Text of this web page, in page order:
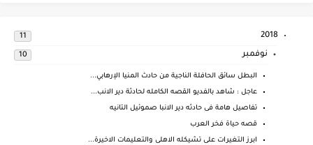
2018
11
نوفمبر 10
البطل سائق الحافلة الناجية من حادث المنيا الإرهابي...
عاجل : شاهد بالفديو القصه الكامله لحادثة دير الانب...
تفاصيل هامة فى حادثه دير الانبا صموئيل التانيه
قصه حياة فخر العرب
ابرز التغيرات على تشيكله الاهلى والتعليمات الاخيرة...